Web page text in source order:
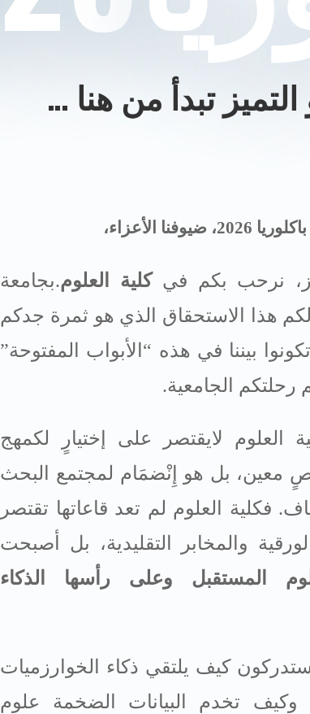
تبدأ من هنا …
2026، ضيوفنا الأعزاء،
نرحب بكم في كلية العلوم.بجامعة
هذا الاستحقاق الذي هو ثمرة جدكم
بيننا في هذه “الأبواب المفتوحة”
رحلتكم الجامعية.
العلوم لايقتصر على إختيارٍ لكمهج
معين، بل هو إِنْضمَام لمجتمع البحث
فكلية العلوم لم تعد قاعاتها تقتصر
والمخابر التقليدية، بل أصبحت
المستقبل وعلى رأسها الذكاء
كيف يلتقي ذكاء الخوارزميات
وكيف تخدم البيانات الضخمة علوم